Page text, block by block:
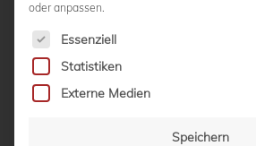
oder anpassen.
Es folgt eine Liste der Service-
Essenziell
Statistiken
Externe Medien
Speichern